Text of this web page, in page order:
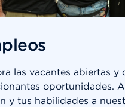
las vacantes abiertas y
oportunidades.
y tus habilidades a